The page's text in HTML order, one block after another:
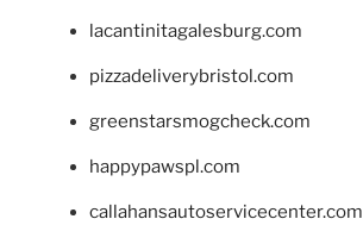
lacantinitagalesburg.com
pizzadeliverybristol.com
greenstarsmogcheck.com
happypawspl.com
callahansautoservicecenter.com